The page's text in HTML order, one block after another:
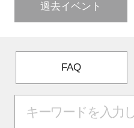
過去イベント
FAQ